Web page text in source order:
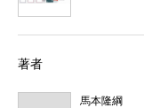
著者
馬本隆綱